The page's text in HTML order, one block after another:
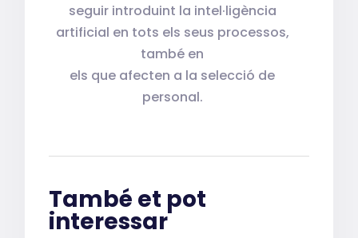
seguir introduint la intel·ligència
artificial en tots els seus processos,
també en
els que afecten a la selecció de
personal.
També et pot
interessar